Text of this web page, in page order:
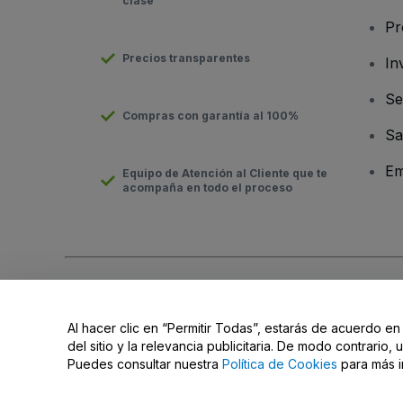
Precios transparentes
Compras con garantía al 100%
Equipo de Atención al Cliente que te
acompaña en todo el proceso
No compartir mi información personal ni tus opciones de
Al hacer clic en “Permitir Todas”, estarás de acuerdo
del sitio y la relevancia publicitaria. De modo contrario,
Puedes consultar nuestra Política de Cookies para más